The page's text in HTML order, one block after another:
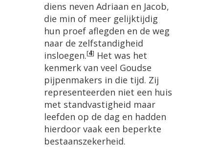
diens neven Adriaan en Jacob,
die min of meer gelijktijdig
hun proef aflegden en de weg
naar de zelfstandigheid
insloegen.[4] Het was het
kenmerk van veel Goudse
pijpenmakers in die tijd. Zij
representeerden niet een huis
met standvastigheid maar
leefden op de dag en hadden
hierdoor vaak een beperkte
bestaanszekerheid.